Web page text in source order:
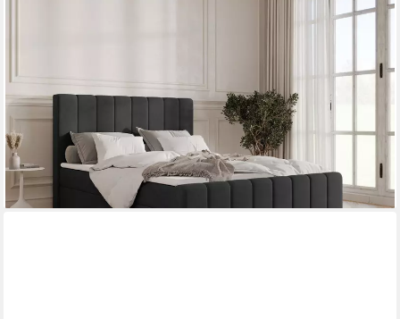
Bettkasten, aus Samt, Polsterbett Kontinentalbett, dekorativem
Kopfteil, aus Samt), - (BxHxT):144/164/184x113x223 cm
ab 699,00 €
-30%
lieferbar - in 4-5 Werktagen bei dir